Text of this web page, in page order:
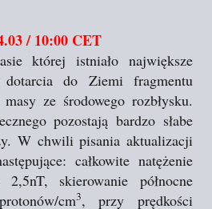
/ 10:00 CET
której istniało największe
dotarcia do Ziemi fragmentu
ze środowego rozbłysku.
pozostają bardzo słabe
W chwili pisania aktualizacji
całkowite natężenie
2,5nT, skierowanie północne
cm3, przy prędkości